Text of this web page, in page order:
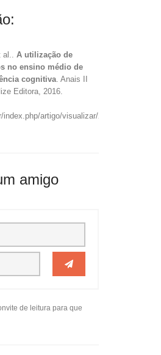
al.. A utilização de
no ensino médio de
cognitiva. Anais II
Editora, 2016.
artigo/visualizar/22653>.
amigo
de leitura para que